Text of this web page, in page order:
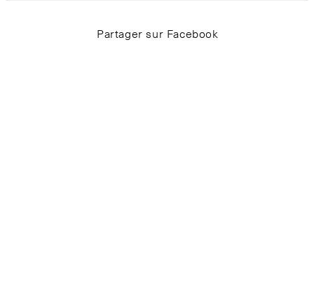
Partager sur Facebook